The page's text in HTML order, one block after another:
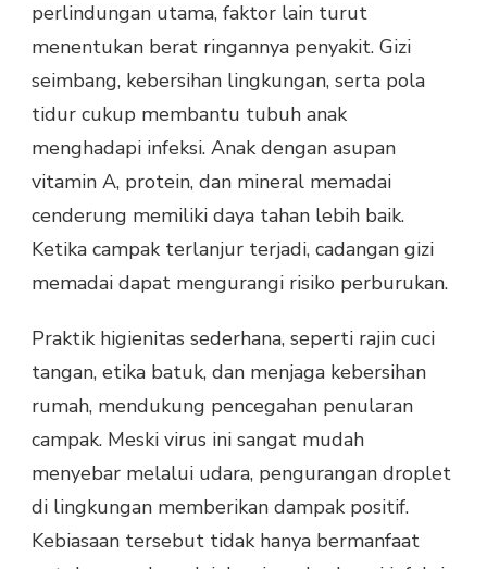
perlindungan utama, faktor lain turut
menentukan berat ringannya penyakit. Gizi
seimbang, kebersihan lingkungan, serta pola
tidur cukup membantu tubuh anak
menghadapi infeksi. Anak dengan asupan
vitamin A, protein, dan mineral memadai
cenderung memiliki daya tahan lebih baik.
Ketika campak terlanjur terjadi, cadangan gizi
memadai dapat mengurangi risiko perburukan.
Praktik higienitas sederhana, seperti rajin cuci
tangan, etika batuk, dan menjaga kebersihan
rumah, mendukung pencegahan penularan
campak. Meski virus ini sangat mudah
menyebar melalui udara, pengurangan droplet
di lingkungan memberikan dampak positif.
Kebiasaan tersebut tidak hanya bermanfaat